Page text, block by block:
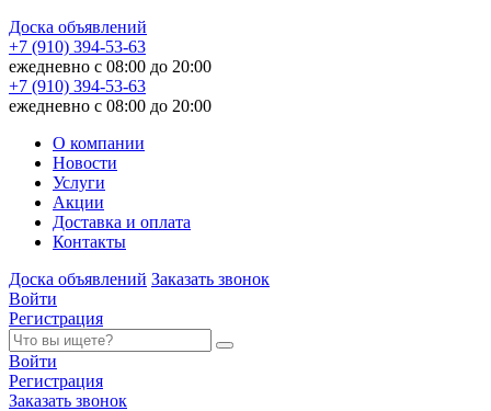
Доска объявлений
+7 (910) 394-53-63
ежедневно с 08:00 до 20:00
+7 (910) 394-53-63
ежедневно с 08:00 до 20:00
О компании
Новости
Услуги
Акции
Доставка и оплата
Контакты
Доска объявлений Заказать звонок
Войти
Регистрация
Войти
Регистрация
Заказать звонок